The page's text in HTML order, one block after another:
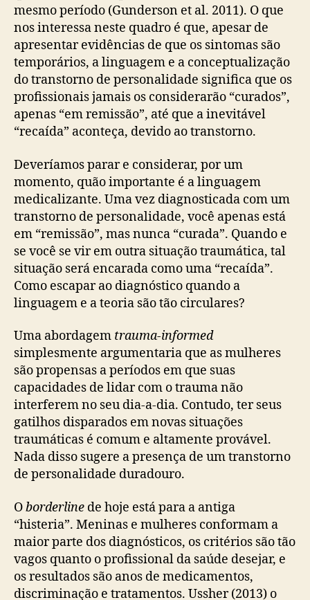
mesmo período (Gunderson et al. 2011). O que
nos interessa neste quadro é que, apesar de
apresentar evidências de que os sintomas são
temporários, a linguagem e a conceptualização
do transtorno de personalidade significa que os
profissionais jamais os considerarão “curados”,
apenas “em remissão”, até que a inevitável
“recaída” aconteça, devido ao transtorno.
Deveríamos parar e considerar, por um
momento, quão importante é a linguagem
medicalizante. Uma vez diagnosticada com um
transtorno de personalidade, você apenas está
em “remissão”, mas nunca “curada”. Quando e
se você se vir em outra situação traumática, tal
situação será encarada como uma “recaída”.
Como escapar ao diagnóstico quando a
linguagem e a teoria são tão circulares?
Uma abordagem trauma-informed
simplesmente argumentaria que as mulheres
são propensas a períodos em que suas
capacidades de lidar com o trauma não
interferem no seu dia-a-dia. Contudo, ter seus
gatilhos disparados em novas situações
traumáticas é comum e altamente provável.
Nada disso sugere a presença de um transtorno
de personalidade duradouro.
Oborderline de hoje está para a antiga
“histeria”. Meninas e mulheres conformam a
maior parte dos diagnósticos, os critérios são tão
vagos quanto o profissional da saúde desejar, e
os resultados são anos de medicamentos,
discriminação e tratamentos. Ussher (2013) o